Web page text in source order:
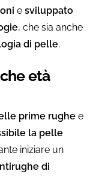
e sviluppato
, che sia anche
di pelle.
età
prime rughe e
la pelle
iniziare un
di